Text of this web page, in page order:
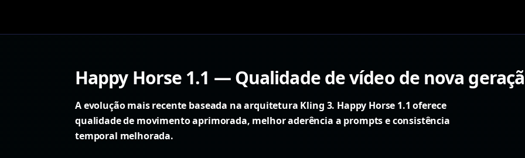
Happy Horse 1.1 — Qualidade de vídeo de nova
A evolução mais recente baseada na arquitetura Kling 3. Happy Horse 1.1 oferece
qualidade de movimento aprimorada, melhor aderência a prompts e consistência
temporal melhorada.